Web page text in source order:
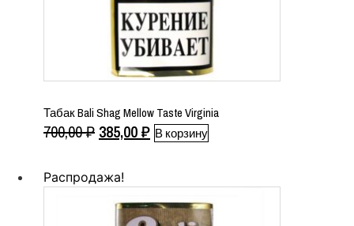
Табак Bali Shag Mellow Taste Virginia
700,00₽ Первоначальная
составляла
700,00 ₽.
385,00₽Текущая
В корзину
Распродажа!